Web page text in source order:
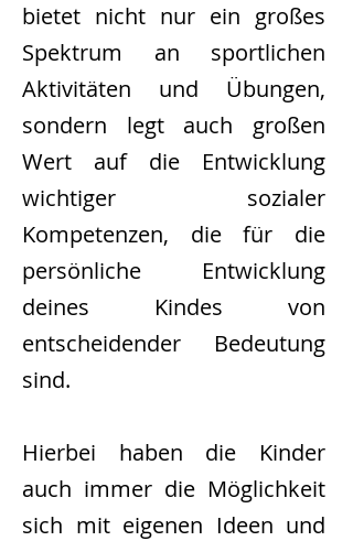
bietet nicht nur ein großes
Spektrum an sportlichen
Aktivitäten und Übungen,
sondern legt auch großen
Wert auf die Entwicklung
wichtiger sozialer
Kompetenzen, die für die
persönliche Entwicklung
deines Kindes von
entscheidender Bedeutung
sind.
Hierbei haben die Kinder
auch immer die Möglichkeit
sich mit eigenen Ideen und